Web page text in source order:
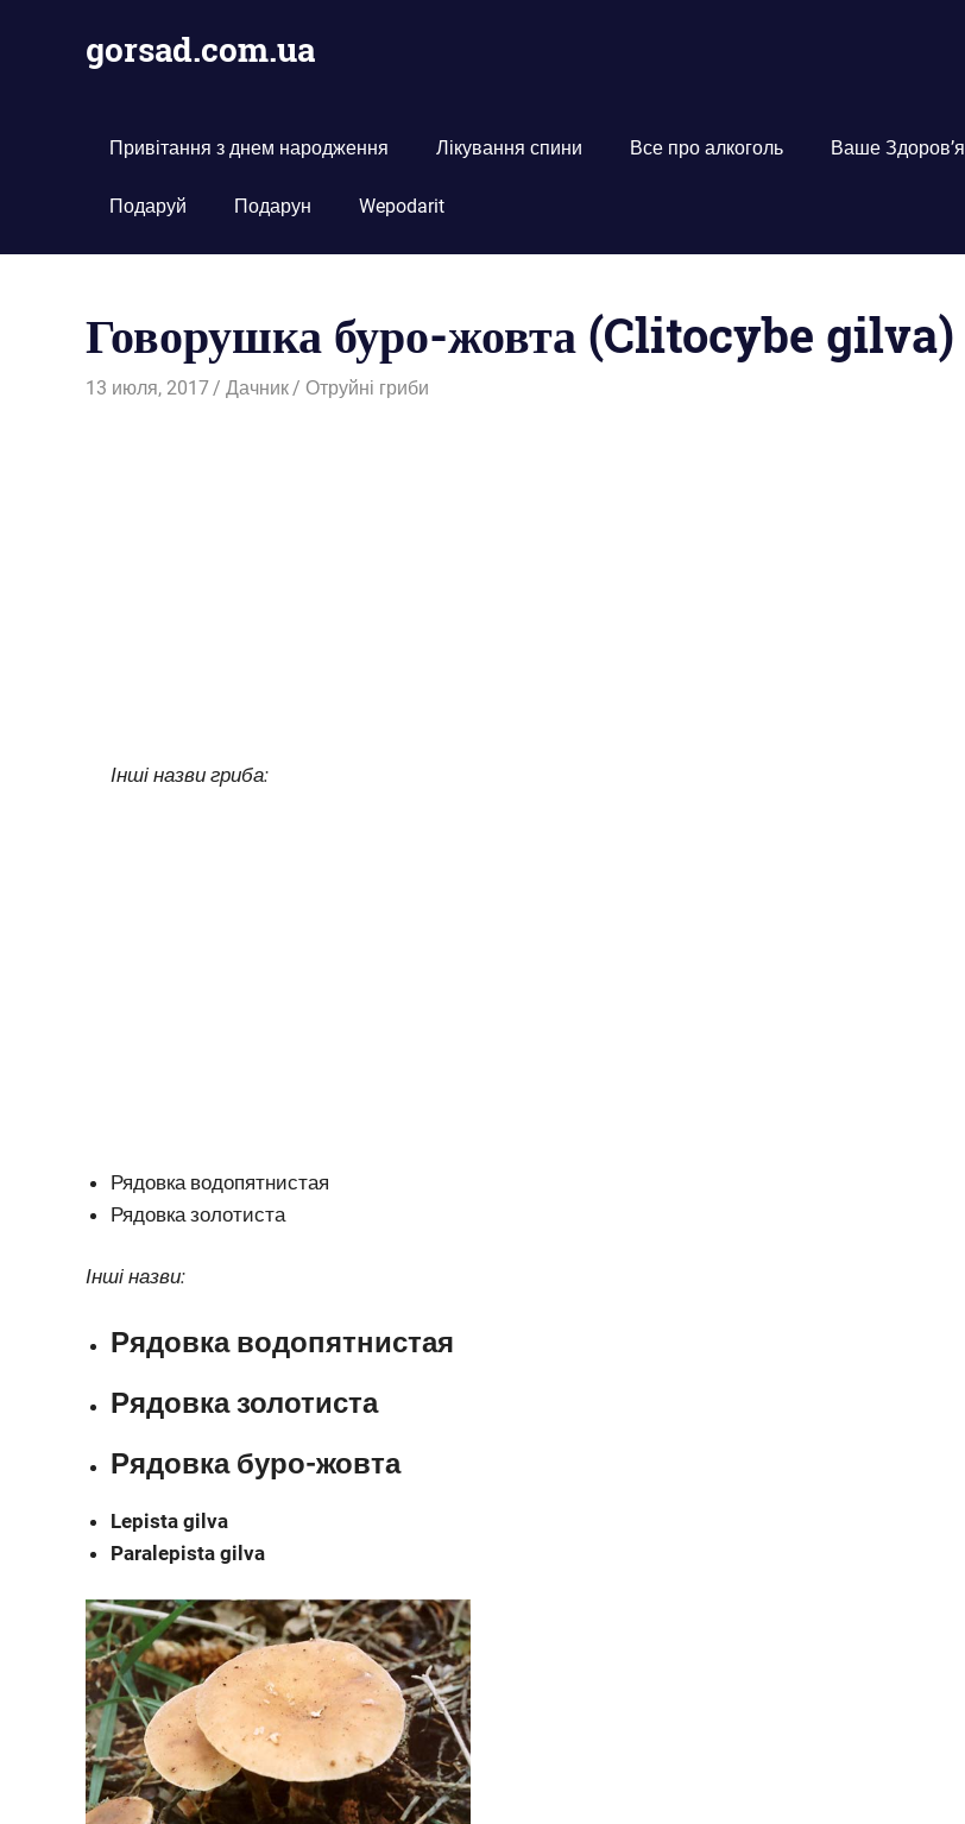
gorsad.com.ua
Привітання з днем народження Лікування спини Все про алкоголь Ваше Здоров’я
Подаруй Подарун Wepodarit
Говорушка буро-жовта (Clitocybe gilva)
13 июля, 2017 Дачник Отруйні гриби
Інші назви гриба:
Рядовка водопятнистая
Рядовка золотиста
Інші назви:
Рядовка водопятнистая
Рядовка золотиста
Рядовка буро-жовта
Lepista gilva
Paralepista gilva